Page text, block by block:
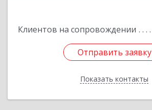
Клиентов на сопровождении
Отправить заявку
Показать контакты
Отправить заявку
Назад